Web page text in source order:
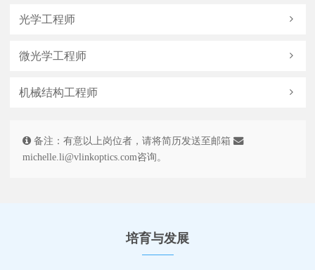
光学工程师
微光学工程师
机械结构工程师
备注：有意以上岗位者，请将简历发送至邮箱
michelle.li@vlinkoptics.com咨询。
培育与发展